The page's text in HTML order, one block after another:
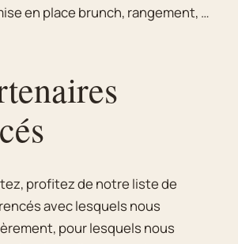
en place brunch, rangement, …
profitez de notre liste de
avec lesquels nous
pour lesquels nous